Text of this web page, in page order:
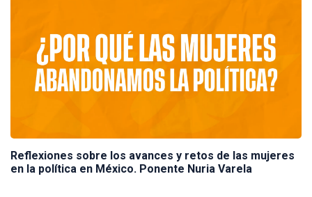
Reflexiones sobre los avances y retos de las mujeres
en la política en México. Ponente Nuria Varela